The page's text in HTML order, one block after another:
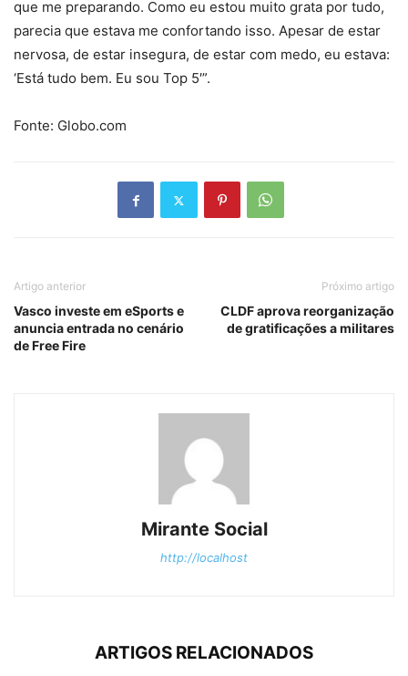
que me preparando. Como eu estou muito grata por tudo,
parecia que estava me confortando isso. Apesar de estar
nervosa, de estar insegura, de estar com medo, eu estava:
‘Está tudo bem. Eu sou Top 5′”.
Fonte: Globo.com
Artigo anterior
Vasco investe em eSports e
anuncia entrada no cenário
de Free Fire
Próximo artigo
CLDF aprova reorganização
de gratificações a militares
Mirante Social
http://localhost
ARTIGOS RELACIONADOS